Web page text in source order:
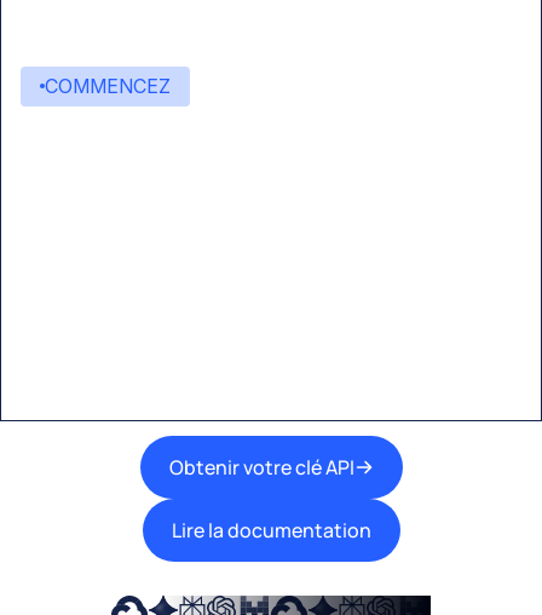
COMMENCEZ
Obtenir votre clé API
Lire la documentation